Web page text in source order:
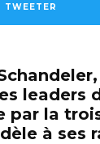
TWEETER
leaders
par la
à ses